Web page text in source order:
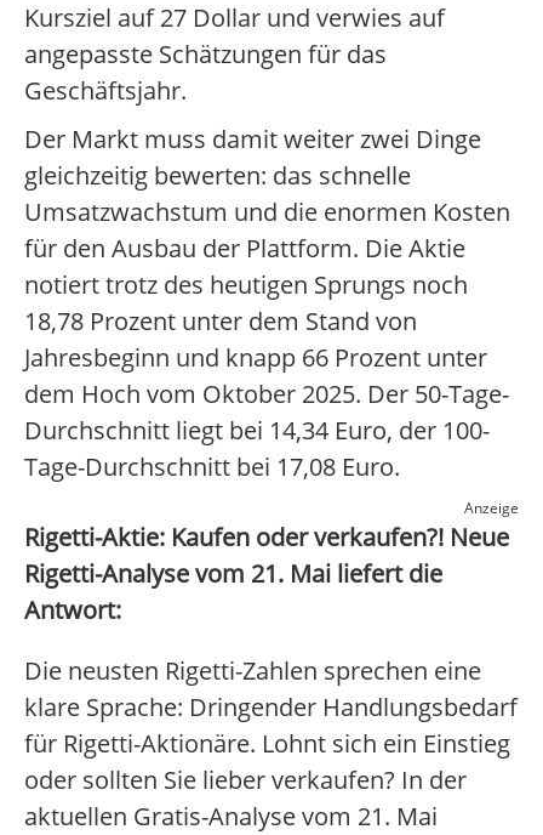
Kursziel auf 27 Dollar und verwies auf
angepasste Schätzungen für das
Geschäftsjahr.
Der Markt muss damit weiter zwei Dinge
gleichzeitig bewerten: das schnelle
Umsatzwachstum und die enormen Kosten
für den Ausbau der Plattform. Die Aktie
notiert trotz des heutigen Sprungs noch
18,78 Prozent unter dem Stand von
Jahresbeginn und knapp 66 Prozent unter
dem Hoch vom Oktober 2025. Der 50-Tage-
Durchschnitt liegt bei 14,34 Euro, der 100-
Tage-Durchschnitt bei 17,08 Euro.
Anzeige
Rigetti-Aktie: Kaufen oder verkaufen?! Neue
Rigetti-Analyse vom 21. Mai liefert die
Antwort:
Die neusten Rigetti-Zahlen sprechen eine
klare Sprache: Dringender Handlungsbedarf
für Rigetti-Aktionäre. Lohnt sich ein Einstieg
oder sollten Sie lieber verkaufen? In der
aktuellen Gratis-Analyse vom 21. Mai